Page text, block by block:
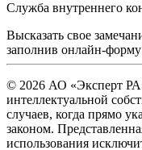
Служба внутреннего
Высказать свое
заполнив онлайн-форму
© 2026 АО «Эксперт
интеллектуальной
случаев, когда прямо
законом.
использования